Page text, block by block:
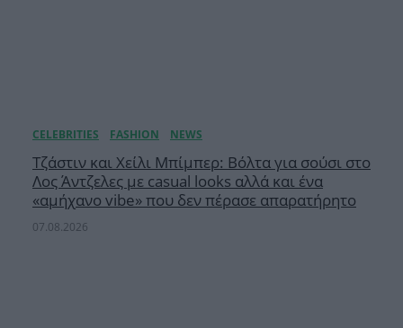
Τζάστιν και Χείλι Μπίμπερ: Βόλτα για σούσι στο
Λος Άντζελες με casual looks αλλά και ένα
«αμήχανο vibe» που δεν πέρασε απαρατήρητο
07.08.2026